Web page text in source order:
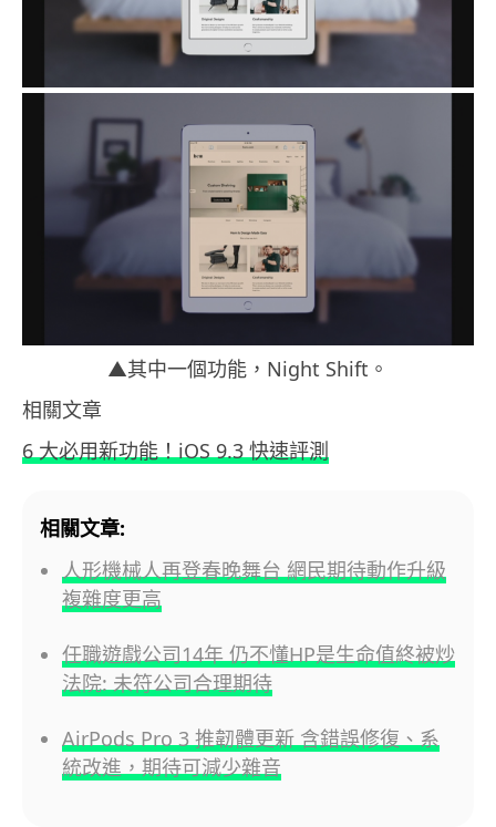
▲其中一個功能，Night Shift。
相關文章
6 大必用新功能！iOS 9.3 快速評測
相關文章:
人形機械人再登春晚舞台 網民期待動作升級
複雜度更高
任職遊戲公司14年 仍不懂HP是生命值終被炒
法院: 未符公司合理期待
AirPods Pro 3 推韌體更新 含錯誤修復、系
統改進，期待可減少雜音